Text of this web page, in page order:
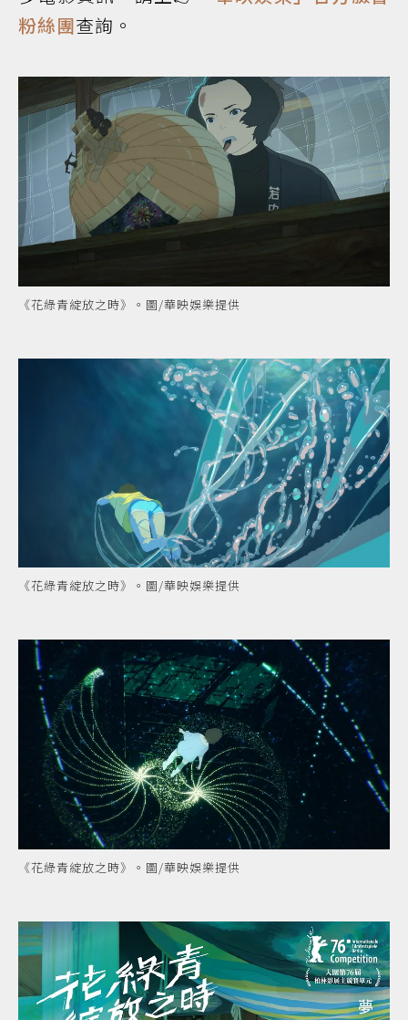
粉絲團查詢。
《花綠青綻放之時》。圖/華映娛樂提供
《花綠青綻放之時》。圖/華映娛樂提供
《花綠青綻放之時》。圖/華映娛樂提供